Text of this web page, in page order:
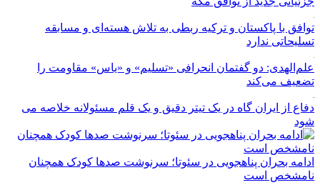
توافق با پاکستان و ترکیه ربطی به تلاش هسته‌ای و مسابقه
تسلیحاتی ندارد
علم‌الهدی: دو گفتمان انحرافی «تسلیم» و «یاس» مقاومت را
تضعیف می‌کند
دفاع از ایران گاه در یک تیتر دقیق و یک قلم مسئولانه خلاصه می
شود
ادامه بحران پناهجویی در سئوتا؛ سرنوشت صدها کودک همچنان
نامشخص است